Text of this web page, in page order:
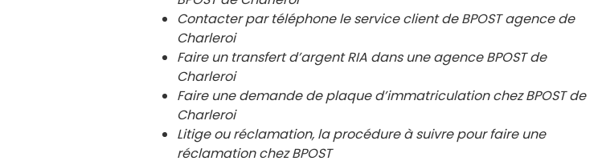
Contacter par téléphone le service client de BPOST agence de
Charleroi
Faire un transfert d’argent RIA dans une agence BPOST de
Charleroi
Faire une demande de plaque d’immatriculation chez BPOST de
Charleroi
Litige ou réclamation, la procédure à suivre pour faire une
réclamation chez BPOST